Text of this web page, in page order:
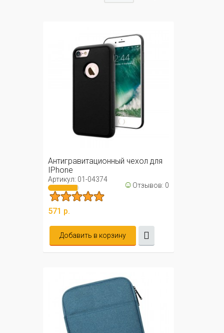
Антигравитационный чехол для
IPhone
Артикул: 01-04374 ☺ Отзывов: 0
571 р.
Добавить в корзину